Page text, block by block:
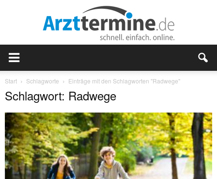
Start Schlagworte Einträge mit den Schlagworten "Radwege"
Schlagwort: Radwege